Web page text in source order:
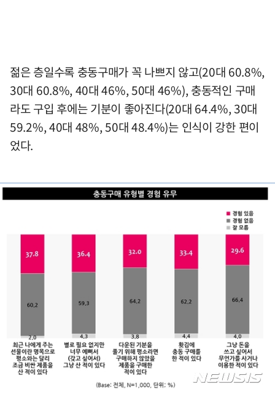
젊은 층일수록 충동구매가 꼭 나쁘지 않고(20대 60.8%,
30대 60.8%, 40대 46%, 50대 46%), 충동적인 구매
라도 구입 후에는 기분이 좋아진다(20대 64.4%, 30대
59.2%, 40대 48%, 50대 48.4%)는 인식이 강한 편이
었다.